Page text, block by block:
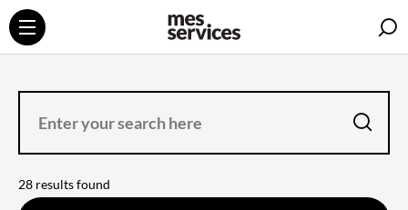
ENTER
SEARCH
HERE
28 results found
FILTER